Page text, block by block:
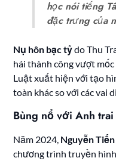
học nói tiếng
đặc trưng của
Nụ hôn bạc tỷdo Thu
hái thành công vượt
Luật xuất hiện với tạo
toàn khác so với các vai
Bùng nổ với Anh
Năm 2024, Nguyễn
chương trình truyền